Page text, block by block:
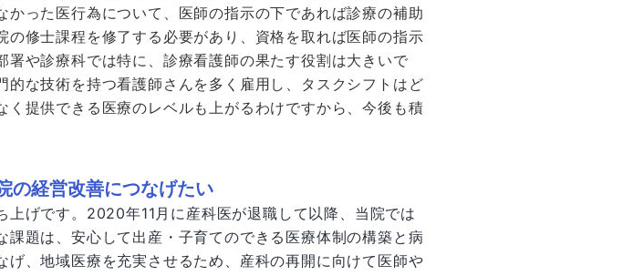
った医行為について、医師の指示の下であれば診療の補助
修士課程を修了する必要があり、資格を取れば医師の指示
や診療科では特に、診療看護師の果たす役割は大きいで
な技術を持つ看護師さんを多く雇用し、タスクシフトはど
提供できる医療のレベルも上がるわけですから、今後も積
の経営改善につなげたい
げです。2020年11月に産科医が退職して以降、当院では
題は、安心して出産・子育てのできる医療体制の構築と病
、地域医療を充実させるため、産科の再開に向けて医師や